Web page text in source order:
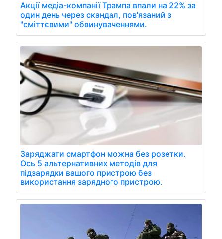
Акції медіа-компанії Трампа впали на 22% за
один день через скандал, пов'язаний з
"сміттєвими" обвинуваченнями.
Заряджати смартфон можна без розетки.
Ось 5 альтернативних методів для
підзарядки вашого пристрою без
використання зарядного пристрою.